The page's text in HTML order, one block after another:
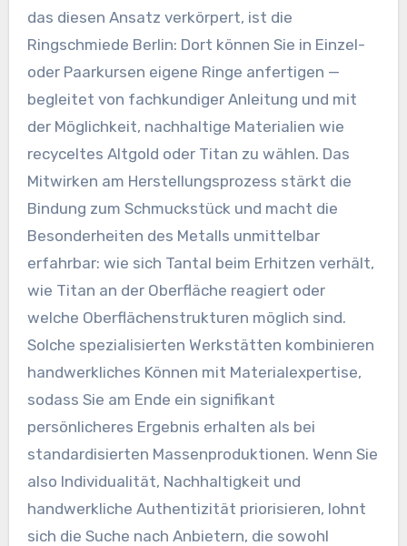
das diesen Ansatz verkörpert, ist die
Ringschmiede Berlin: Dort können Sie in Einzel-
oder Paarkursen eigene Ringe anfertigen —
begleitet von fachkundiger Anleitung und mit
der Möglichkeit, nachhaltige Materialien wie
recyceltes Altgold oder Titan zu wählen. Das
Mitwirken am Herstellungsprozess stärkt die
Bindung zum Schmuckstück und macht die
Besonderheiten des Metalls unmittelbar
erfahrbar: wie sich Tantal beim Erhitzen verhält,
wie Titan an der Oberfläche reagiert oder
welche Oberflächenstrukturen möglich sind.
Solche spezialisierten Werkstätten kombinieren
handwerkliches Können mit Materialexpertise,
sodass Sie am Ende ein signifikant
persönlicheres Ergebnis erhalten als bei
standardisierten Massenproduktionen. Wenn Sie
also Individualität, Nachhaltigkeit und
handwerkliche Authentizität priorisieren, lohnt
sich die Suche nach Anbietern, die sowohl